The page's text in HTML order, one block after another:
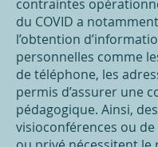
contraintes
du COVID a
l’obtention
personnelles comme
de téléphone, les
permis d’assurer une
pédagogique. Ainsi,
visioconférences ou